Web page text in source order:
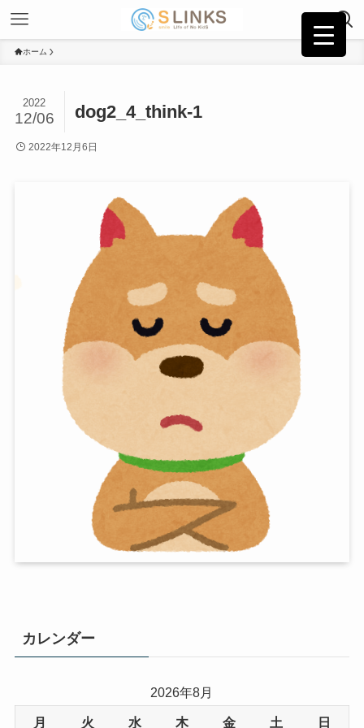
ホーム
dog2_4_think-1
2022
12/06
2022年12月6日
カレンダー
2026年8月
月 火 水 木 金 土 日